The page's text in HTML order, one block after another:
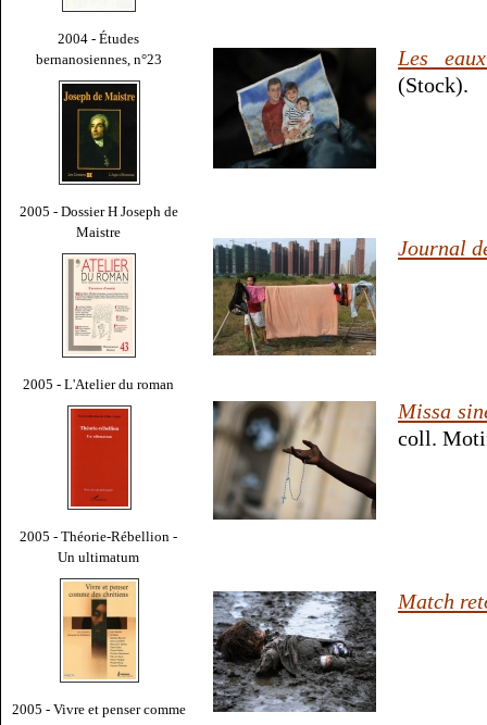
2004 - Études
bernanosiennes, n°23
2005 - Dossier H Joseph de
Maistre
2005 - L'Atelier du roman
2005 - Théorie-Rébellion -
Un ultimatum
2005 - Vivre et penser comme
Les
(Stock).
Journal
Missa
coll.
Match